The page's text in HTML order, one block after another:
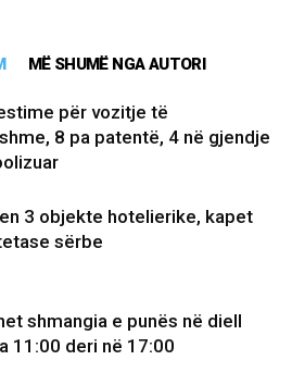
MË SHUMË NGA AUTORI
për vozitje të
8 pa patentë, 4 në gjendje
3 objekte hotelierike, kapet
sërbe
shmangia e punës në diell
11:00 deri në 17:00